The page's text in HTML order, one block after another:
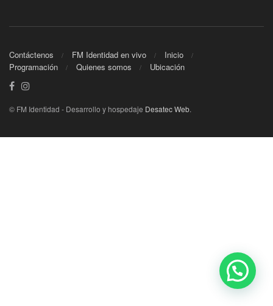
Contáctenos FM Identidad en vivo
Inicio
Programación
Quienes somos Ubicación
© FM Identidad - Desarrollo y hospedaje Desatec Web.